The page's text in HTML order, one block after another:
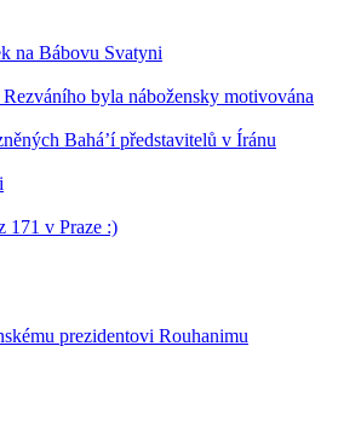
na Bábovu Svatyni
byla nábožensky motivována
Bahá’í představitelů v Íránu
171 v Praze :)
prezidentovi Rouhanimu